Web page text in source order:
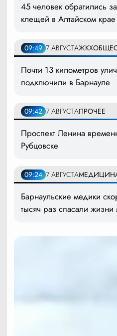
45 человек обратились
клещей в Алтайском крае
09:49 7 АВГУСТАЖКХ
Почти 13 километров
подключили в Барнауле
09:42 7 АВГУСТАПРОЧЕЕ
Проспект Ленина
Рубцовске
09:24 7 АВГУСТА
Барнаульские медики
тысяч раз спасали